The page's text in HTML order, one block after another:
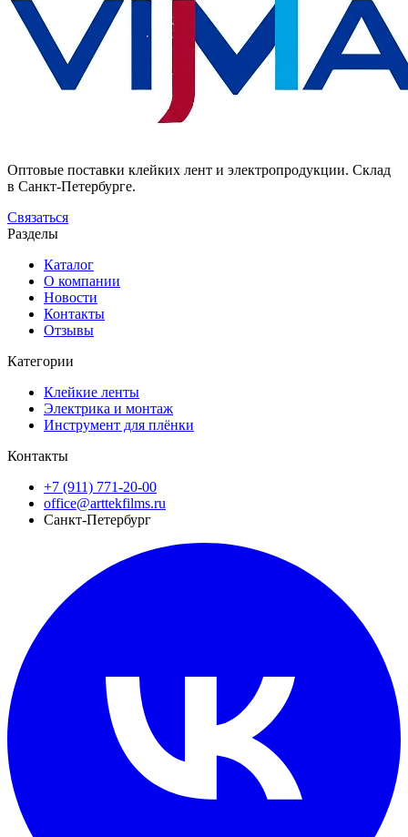
Оптовые поставки клейких лент и электропродукции. Склад
в Санкт-Петербурге.
Связаться
Разделы
Каталог
О компании
Новости
Контакты
Отзывы
Категории
Клейкие ленты
Электрика и монтаж
Инструмент для плёнки
Контакты
+7 (911) 771-20-00
office@arttekfilms.ru
Санкт-Петербург